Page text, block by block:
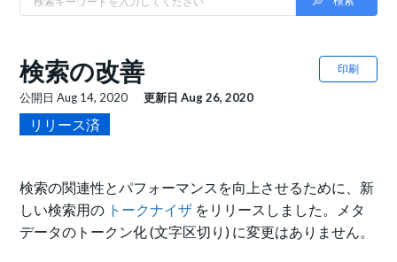
印刷
検索の改善
公開日Aug 14, 2020 更新日Aug 26, 2020
リリース済
検索の関連性とパフォーマンスを向上させるために、新
しい検索用の トークナイザ をリリースしました。メタ
データのトークン化 (文字区切り) に変更はありません。